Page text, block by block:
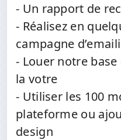
- Un rapport de
- Réalisez en
campagne
- Louer notre
la votre
- Utiliser les 100
plateforme ou
design